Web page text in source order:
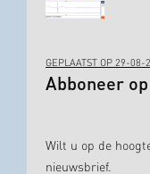
GEPLAATST OP 29-08-
Abboneer
Wilt u op de
nieuwsbrief.